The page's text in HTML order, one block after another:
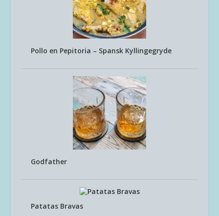
Pollo en Pepitoria – Spansk Kyllingegryde
Godfather
Patatas Bravas